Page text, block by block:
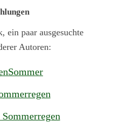
ein paar ausgesuchte
Autoren: